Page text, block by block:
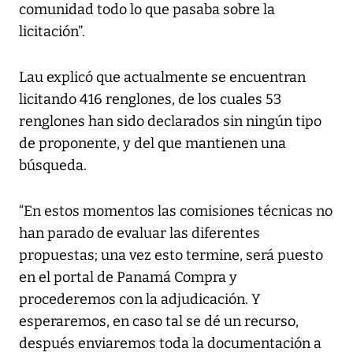
comunidad todo lo que pasaba sobre la
licitación”.
Lau explicó que actualmente se encuentran
licitando 416 renglones, de los cuales 53
renglones han sido declarados sin ningún tipo
de proponente, y del que mantienen una
búsqueda.
“En estos momentos las comisiones técnicas no
han parado de evaluar las diferentes
propuestas; una vez esto termine, será puesto
en el portal de Panamá Compra y
procederemos con la adjudicación. Y
esperaremos, en caso tal se dé un recurso,
después enviaremos toda la documentación a